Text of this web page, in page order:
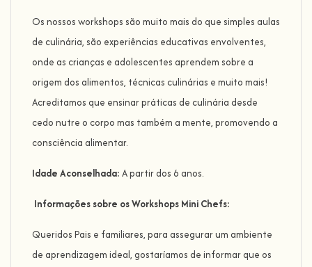
Os nossos workshops são muito mais do que simples aulas
de culinária, são experiências educativas envolventes,
onde as crianças e adolescentes aprendem sobre a
origem dos alimentos, técnicas culinárias e muito mais!
Acreditamos que ensinar práticas de culinária desde
cedo nutre o corpo mas também a mente, promovendo a
consciência alimentar.
Idade Aconselhada: A partir dos 6 anos.
Informações sobre os Workshops Mini Chefs:
Queridos Pais e familiares, para assegurar um ambiente
de aprendizagem ideal, gostaríamos de informar que os